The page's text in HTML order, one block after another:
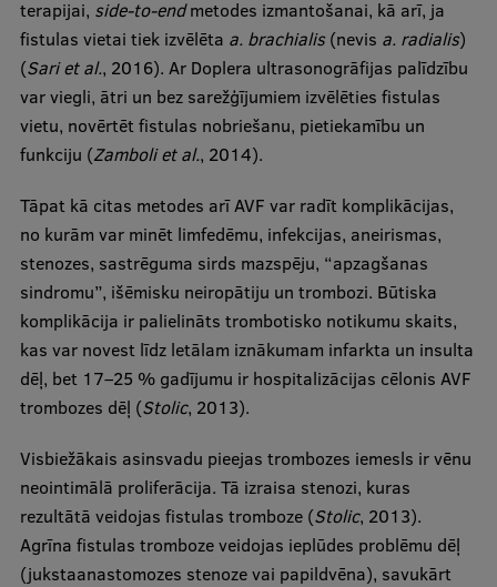
terapijai, side-to-endmetodes izmantošanai, kā arī, ja
fistulas vietai tiek izvēlēta a. brachialis(nevis a. radialis)
(Sari et al., 2016). Ar Doplera ultrasonogrāfijas palīdzību
var viegli, ātri un bez sarežģījumiem izvēlēties fistulas
vietu, novērtēt fistulas nobriešanu, pietiekamību un
funkciju (Zamboli et al., 2014).
Tāpat kā citas metodes arī AVF var radīt komplikācijas,
no kurām var minēt limfedēmu, infekcijas, aneirismas,
stenozes, sastrēguma sirds mazspēju, “apzagšanas
sindromu”, išēmisku neiropātiju un trombozi. Būtiska
komplikācija ir palielināts trombotisko notikumu skaits,
kas var novest līdz letālam iznākumam infarkta un insulta
dēļ, bet 17–25 % gadījumu ir hospitalizācijas cēlonis AVF
trombozes dēļ (Stolic, 2013).
Visbiežākais asinsvadu pieejas trombozes iemesls ir vēnu
neointimālā proliferācija. Tā izraisa stenozi, kuras
rezultātā veidojas fistulas tromboze (Stolic, 2013).
Agrīna fistulas tromboze veidojas ieplūdes problēmu dēļ
(jukstaanastomozes stenoze vai papildvēna), savukārt